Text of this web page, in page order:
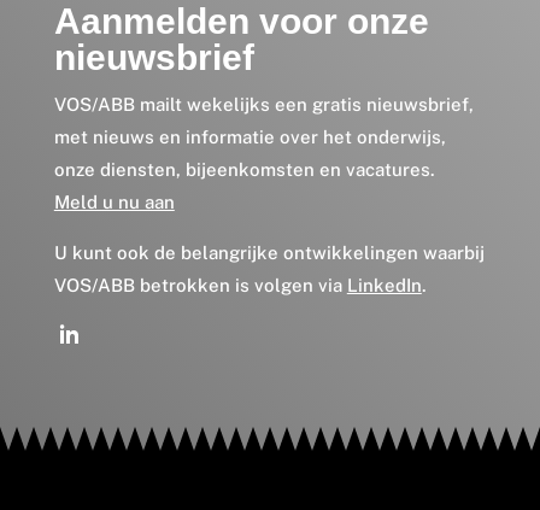
Aanmelden voor onze
nieuwsbrief
VOS/ABB mailt wekelijks een gratis nieuwsbrief,
met nieuws en informatie over het onderwijs,
onze diensten, bijeenkomsten en vacatures.
Meld u nu aan
U kunt ook de belangrijke ontwikkelingen waarbij
VOS/ABB betrokken is volgen via LinkedIn.